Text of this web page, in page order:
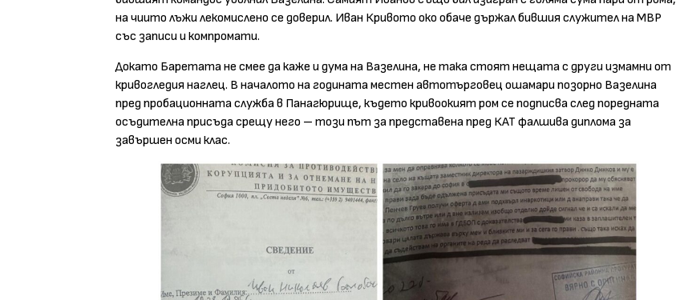
на чиито лъжи лекомислено се доверил. Иван Кривото око обаче държал бившия служител на МВР
със записи и компромати.
Докато Баретата не смее да каже и дума на Вазелина, не така стоят нещата с други измамни от
кривогледия наглец. В началото на годината местен автотърговец ошамари позорно Вазелина
пред пробационната служба в Панагюрище, където кривоокият ром се подписва след поредната
осъдителна присъда срещу него – този път за представена пред КАТ фалшива диплома за
завършен осми клас.